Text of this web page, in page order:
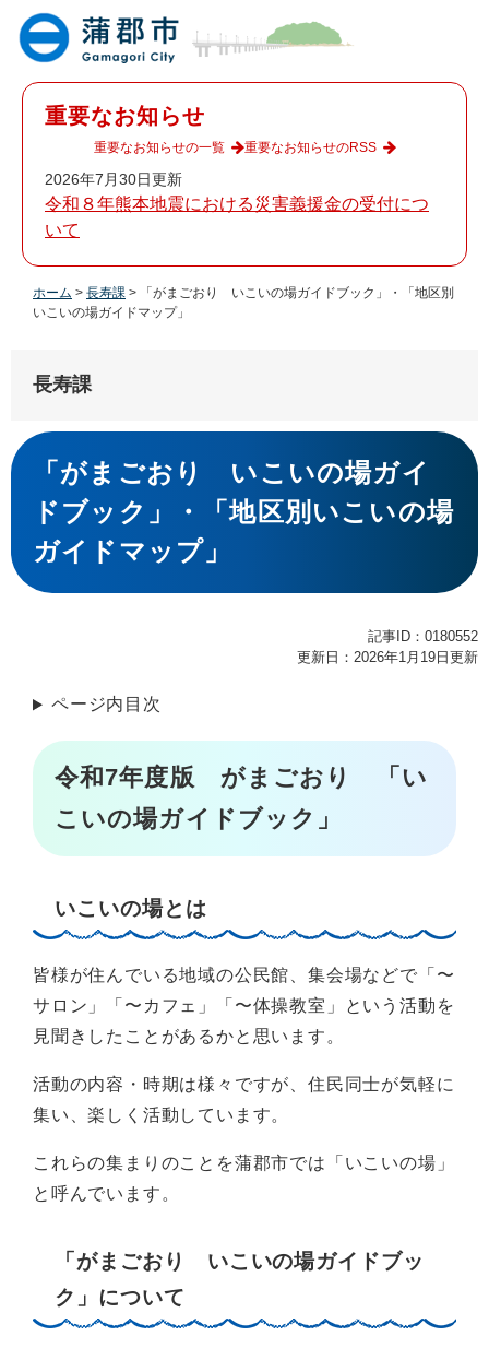
重要なお知らせ
2026年7月30日更新
令和８年熊本地震における災害義援金の受付につ
いて
重要なお知らせの一覧 重要なお知らせのRSS
ホーム > 長寿課 >
「がまごおり いこいの場ガイドブック」・「地区別
いこいの場ガイドマップ」
長寿課
本
文
「がまごおり いこいの場ガイ
ドブック」・「地区別いこいの場
ガイドマップ」
記事ID：0180552
更新日：2026年1月19日更新
ページ内目次
令和7年度版 がまごおり 「い
こいの場ガイドブック」
いこいの場とは
皆様が住んでいる地域の公民館、集会場などで「〜
サロン」「〜カフェ」「〜体操教室」という活動を
見聞きしたことがあるかと思います。
活動の内容・時期は様々ですが、住民同士が気軽に
集い、楽しく活動しています。
これらの集まりのことを蒲郡市では「いこいの場」
と呼んでいます。
「がまごおり いこいの場ガイドブッ
ク」について